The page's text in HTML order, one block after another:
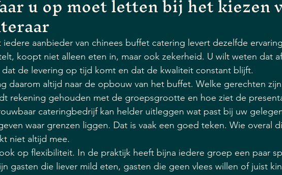
iedere aanbieder van chinees buffet catering levert dezelfde
koopt niet alleen eten in, maar ook zekerheid. U wilt weten dat
dat de levering op tijd komt en dat de kwaliteit constant blijft.
daarom altijd naar de opbouw van het buffet. Welke gerechten
rekening gehouden met de groepsgrootte en hoe ziet de
cateringbedrijf kan helder uitleggen wat past bij uw
waar grenzen liggen. Dat is vaak een goed teken. Wie overal
niet altijd mee.
op flexibiliteit. In de praktijk heeft bijna iedere groep een paar
gasten die liever mild eten, gasten die geen vlees willen of juist